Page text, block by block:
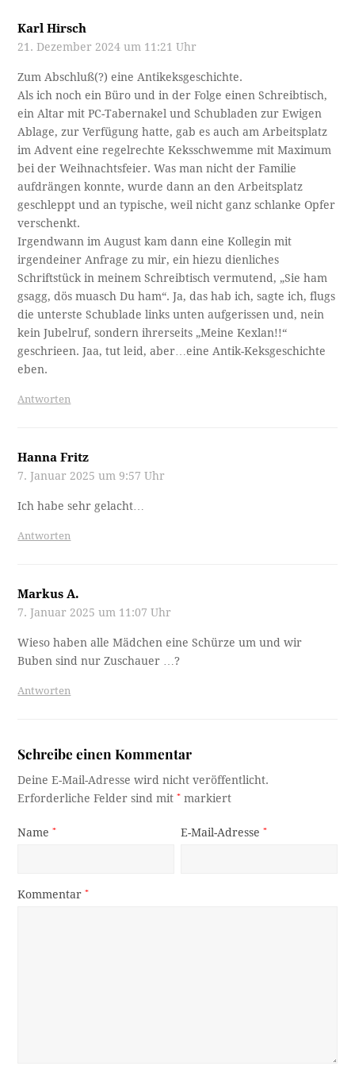
Karl Hirsch
21. Dezember 2024 um 11:21 Uhr
Zum Abschluß(?) eine Antikeksgeschichte.
Als ich noch ein Büro und in der Folge einen Schreibtisch,
ein Altar mit PC-Tabernakel und Schubladen zur Ewigen
Ablage, zur Verfügung hatte, gab es auch am Arbeitsplatz
im Advent eine regelrechte Keksschwemme mit Maximum
bei der Weihnachtsfeier. Was man nicht der Familie
aufdrängen konnte, wurde dann an den Arbeitsplatz
geschleppt und an typische, weil nicht ganz schlanke Opfer
verschenkt.
Irgendwann im August kam dann eine Kollegin mit
irgendeiner Anfrage zu mir, ein hiezu dienliches
Schriftstück in meinem Schreibtisch vermutend, „Sie ham
gsagg, dös muasch Du ham“. Ja, das hab ich, sagte ich, flugs
die unterste Schublade links unten aufgerissen und, nein
kein Jubelruf, sondern ihrerseits „Meine Kexlan!!“
geschrieen. Jaa, tut leid, aber…eine Antik-Keksgeschichte
eben.
Antworten
Hanna Fritz
7. Januar 2025 um 9:57 Uhr
Ich habe sehr gelacht…
Antworten
Markus A.
7. Januar 2025 um 11:07 Uhr
Wieso haben alle Mädchen eine Schürze um und wir
Buben sind nur Zuschauer …?
Antworten
Schreibe einen Kommentar
Deine E-Mail-Adresse wird nicht veröffentlicht.
Erforderliche Felder sind mit* markiert
Name* E-Mail-Adresse*
Kommentar*